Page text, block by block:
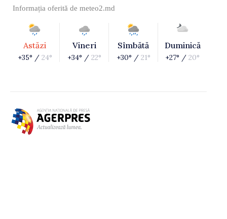
Informația oferită de meteo2.md
Astăzi
+35° / 24°
Vineri
+34° / 22°
Sîmbătă
+30° / 21°
Duminică
+27° / 20°